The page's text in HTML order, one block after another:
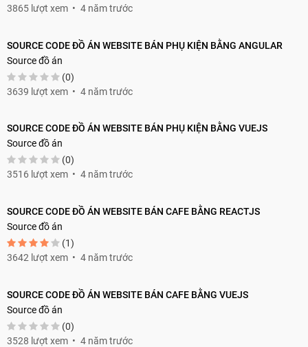
3865 lượt xem
4 năm trước
SOURCE CODE ĐỒ ÁN WEBSITE BÁN PHỤ KIỆN BẰNG ANGULAR
Source đồ án
(0)
3639 lượt xem
4 năm trước
SOURCE CODE ĐỒ ÁN WEBSITE BÁN PHỤ KIỆN BẰNG VUEJS
Source đồ án
(0)
3516 lượt xem
4 năm trước
SOURCE CODE ĐỒ ÁN WEBSITE BÁN CAFE BẰNG REACTJS
Source đồ án
(1)
3642 lượt xem
4 năm trước
SOURCE CODE ĐỒ ÁN WEBSITE BÁN CAFE BẰNG VUEJS
Source đồ án
(0)
3528 lượt xem
4 năm trước